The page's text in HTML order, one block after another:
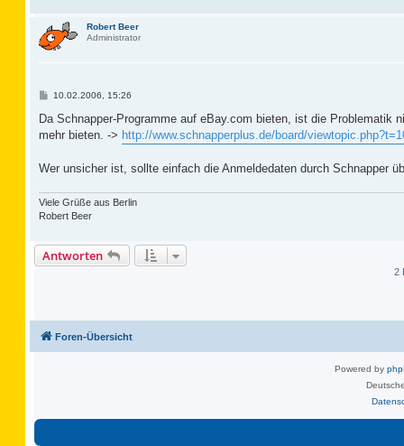
Robert Beer
Administrator
B
i
r
10.02.2006, 15:26
Da Schnapper-Programme auf eBay.com bieten, ist die
mehr bieten. -> http://www.schnapperplus.de/board/
Wer unsicher ist, sollte einfach die Anmeldedaten durch Schnapper
Viele Grüße aus Berlin
Robert Beer
Antworten
2
Foren-Übersicht
Powered by